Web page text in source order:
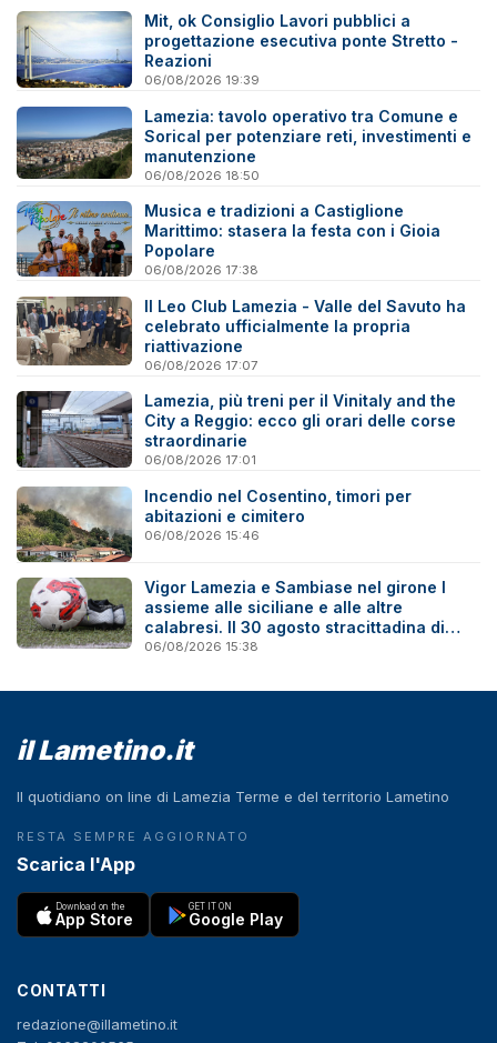
Mit, ok Consiglio Lavori pubblici a
progettazione esecutiva ponte Stretto -
Reazioni
06/08/2026 19:39
Lamezia: tavolo operativo tra Comune e
Sorical per potenziare reti, investimenti e
manutenzione
06/08/2026 18:50
Musica e tradizioni a Castiglione
Marittimo: stasera la festa con i Gioia
Popolare
06/08/2026 17:38
Il Leo Club Lamezia - Valle del Savuto ha
celebrato ufficialmente la propria
riattivazione
06/08/2026 17:07
Lamezia, più treni per il Vinitaly and the
City a Reggio: ecco gli orari delle corse
straordinarie
06/08/2026 17:01
Incendio nel Cosentino, timori per
abitazioni e cimitero
06/08/2026 15:46
Vigor Lamezia e Sambiase nel girone I
assieme alle siciliane e alle altre
calabresi. Il 30 agosto stracittadina di
Coppa Italia
06/08/2026 15:38
il Lametino.it
Il quotidiano on line di Lamezia Terme e del territorio Lametino
RESTA SEMPRE AGGIORNATO
Scarica l'App
Download on the
App Store
GET IT ON
Google Play
CONTATTI
redazione@illametino.it